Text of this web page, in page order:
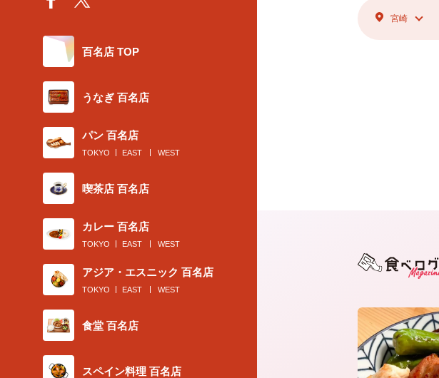
百名店 TOP
うなぎ 百名店
パン 百名店
TOKYO EAST WEST
喫茶店 百名店
カレー 百名店
TOKYO EAST WEST
アジア・エスニック 百名店
TOKYO EAST WEST
食堂 百名店
スペイン料理 百名店
宮崎
2018.07.31